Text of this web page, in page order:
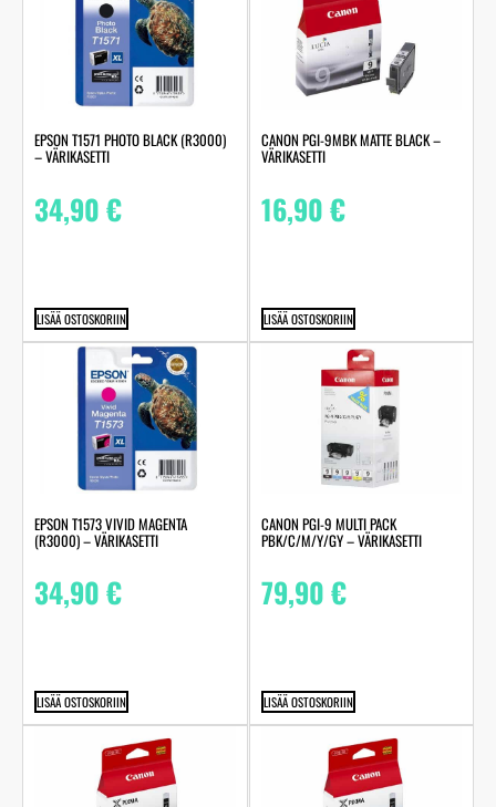
EPSON T1571 PHOTO BLACK (R3000)
– VÄRIKASETTI
34,90€
LISÄÄ OSTOSKORIIN
CANON PGI-9MBK MATTE BLACK –
VÄRIKASETTI
16,90€
LISÄÄ OSTOSKORIIN
EPSON T1573 VIVID MAGENTA
(R3000) – VÄRIKASETTI
34,90€
LISÄÄ OSTOSKORIIN
CANON PGI-9 MULTI PACK
PBK/C/M/Y/GY – VÄRIKASETTI
79,90€
LISÄÄ OSTOSKORIIN